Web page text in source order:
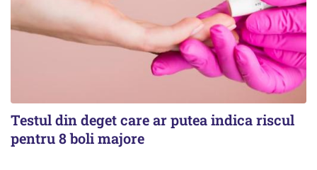
Testul din deget care ar putea indica riscul
pentru 8 boli majore